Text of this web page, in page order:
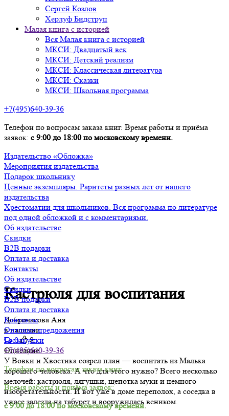
Сергей Козлов
Херлуф Бидструп
Малая книга с историей
Вся Малая книга с историей
МКСИ: Двадцатый век
МКСИ: Детский реализм
МКСИ: Классическая литература
МКСИ: Сказки
МКСИ: Школьная программа
+7(495)640-39-36
Телефон по вопросам заказа книг. Время работы и приёма
заявок: с 9:00 до 18:00 по московскому времени.
Издательство «Обложка»
Мероприятия издательства
Подарок школьнику
Ценные экземпляры. Раритеты разных лет от нашего
издательства
Хрестоматии для школьников. Вся программа по литературе
под одной обложкой и с комментариями.
Об издательстве
Скидки
B2B подарки
Оплата и доставка
Контакты
Об издательстве
Скидки
B2B подарки
Оплата и доставка
Контакты
Оптовые предложения
Госзакупки
+7(495)640-39-36
Телефон по вопросам заказа книг.
Время работы и приёма заявок:
с 9:00 до 18:00 по московскому времени.
Кастрюля для воспитания
Доброчасова Аня
в наличии
0
8
Описание
У Вовки и Хвостика созрел план — воспитать из Малька
хорошего человека. А что для этого нужно? Всего несколько
мелочей: кастрюля, лягушки, щепотка муки и немного
изобретательности. И вот уже в доме переполох, а соседка в
ужасе залезла на табурет и вооружилась веником.